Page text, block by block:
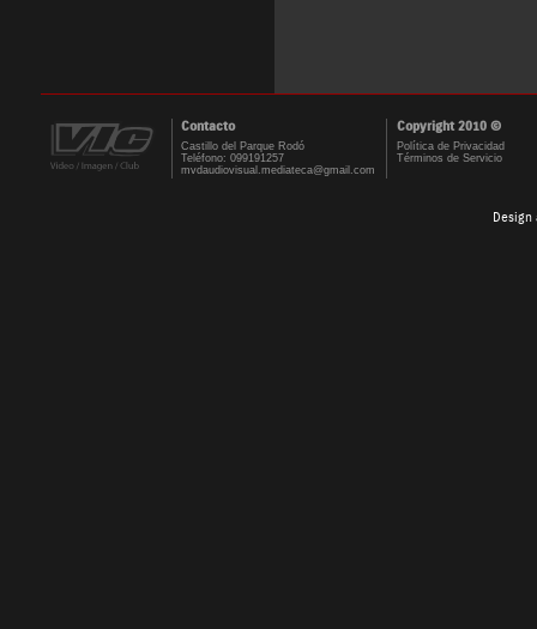
Contacto Copyright 2010 ©
Castillo del Parque Rodó
Teléfono: 099191257
mvdaudiovisual.mediateca@gmail.com
Política de Privacidad
Términos de Servicio